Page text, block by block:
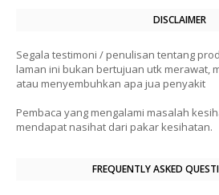
DISCLAIMER
Segala testimoni / penulisan tentang
laman ini bukan bertujuan utk merawat,
atau menyembuhkan apa jua penyakit
Pembaca yang mengalami masalah
mendapat nasihat dari pakar kesihatan.
FREQUENTLY ASKED